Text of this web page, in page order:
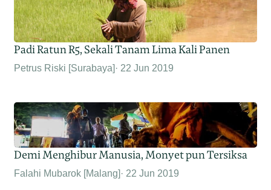
Padi Ratun R5, Sekali Tanam Lima Kali Panen
Petrus Riski [Surabaya] 22 Jun 2019
Demi Menghibur Manusia, Monyet pun Tersiksa
Falahi Mubarok [Malang] 22 Jun 2019